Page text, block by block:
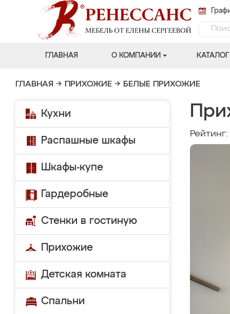
ГЛАВНАЯ О КОМПАНИИ КАТАЛОГ
ГЛАВНАЯ → ПРИХОЖИЕ → БЕЛЫЕ ПРИХОЖИЕ
Кухни
Распашные шкафы
Шкафы-купе
Гардеробные
Стенки в гостиную
Прихожие
Детская комната
Спальни
Рейтинг: